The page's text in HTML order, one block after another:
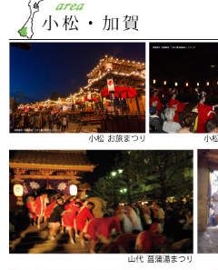
3. 演舞を引き立て
獅子舞の激しい動きに合わせて、
（房）」が揺れ動く様子は、演舞
見せる視覚的な効果も備えていま
祭り前掛け（けん